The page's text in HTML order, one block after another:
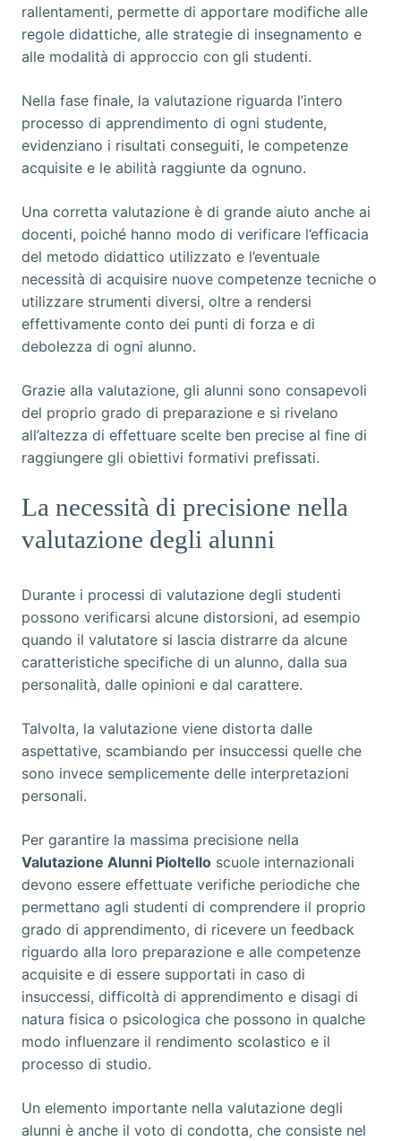
rallentamenti, permette di apportare modifiche alle
regole didattiche, alle strategie di insegnamento e
alle modalità di approccio con gli studenti.
Nella fase finale, la valutazione riguarda l’intero
processo di apprendimento di ogni studente,
evidenziano i risultati conseguiti, le competenze
acquisite e le abilità raggiunte da ognuno.
Una corretta valutazione è di grande aiuto anche ai
docenti, poiché hanno modo di verificare l’efficacia
del metodo didattico utilizzato e l’eventuale
necessità di acquisire nuove competenze tecniche o
utilizzare strumenti diversi, oltre a rendersi
effettivamente conto dei punti di forza e di
debolezza di ogni alunno.
Grazie alla valutazione, gli alunni sono consapevoli
del proprio grado di preparazione e si rivelano
all’altezza di effettuare scelte ben precise al fine di
raggiungere gli obiettivi formativi prefissati.
La necessità di precisione nella
valutazione degli alunni
Durante i processi di valutazione degli studenti
possono verificarsi alcune distorsioni, ad esempio
quando il valutatore si lascia distrarre da alcune
caratteristiche specifiche di un alunno, dalla sua
personalità, dalle opinioni e dal carattere.
Talvolta, la valutazione viene distorta dalle
aspettative, scambiando per insuccessi quelle che
sono invece semplicemente delle interpretazioni
personali.
Per garantire la massima precisione nella
Valutazione Alunni Pioltello scuole internazionali
devono essere effettuate verifiche periodiche che
permettano agli studenti di comprendere il proprio
grado di apprendimento, di ricevere un feedback
riguardo alla loro preparazione e alle competenze
acquisite e di essere supportati in caso di
insuccessi, difficoltà di apprendimento e disagi di
natura fisica o psicologica che possono in qualche
modo influenzare il rendimento scolastico e il
processo di studio.
Un elemento importante nella valutazione degli
alunni è anche il voto di condotta, che consiste nel